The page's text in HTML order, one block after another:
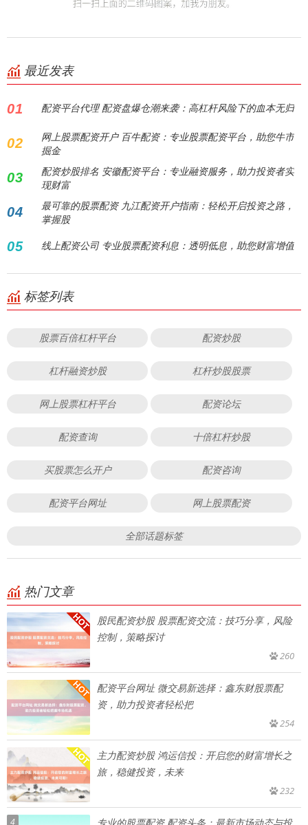
最近发表
01 配资平台代理 配资盘爆仓潮来袭：高杠杆风险下的血本无归
02
网上股票配资开户 百牛配资：专业股票配资平台，助您牛市
掘金
03
配资炒股排名 安徽配资平台：专业融资服务，助力投资者实
现财富
04
最可靠的股票配资 九江配资开户指南：轻松开启投资之路，
掌握股
05 线上配资公司 专业股票配资利息：透明低息，助您财富增值
标签列表
股票百倍杠杆平台 配资炒股
杠杆融资炒股 杠杆炒股股票
网上股票杠杆平台 配资论坛
配资查询 十倍杠杆炒股
买股票怎么开户 配资咨询
配资平台网址 网上股票配资
全部话题标签
热门文章
股民配资炒股 股票配资交流：技巧分享，风险
控制，策略探讨
260
配资平台网址 微交易新选择：鑫东财股票配
资，助力投资者轻松把
254
主力配资炒股 鸿运信投：开启您的财富增长之
旅，稳健投资，未来
232
4